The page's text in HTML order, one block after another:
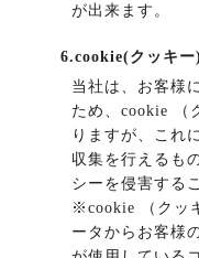
が出来ます。
6.cookie(クッキ
当社は、お客様
ため、cookie （
りますが、これ
収集を行えるも
シーを侵害する
※cookie （クッ
ータからお客様